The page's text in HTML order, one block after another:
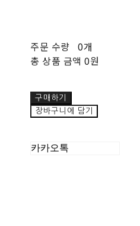
주문 수량 0개
총 상품 금액 0원
구매하기
장바구니에 담기
카카오톡